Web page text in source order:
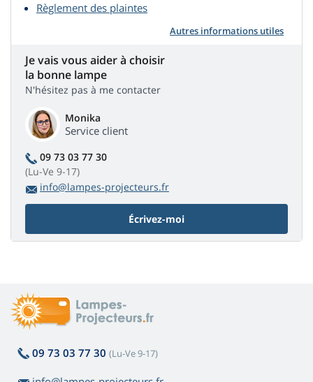
Règlement des plaintes
Autres informations utiles
Je vais vous aider à choisir
la bonne lampe
N'hésitez pas à me contacter
Monika
Service client
09 73 03 77 30
(Lu-Ve 9-17)
info@lampes-projecteurs.fr
Écrivez-moi
09 73 03 77 30 (Lu-Ve 9-17)